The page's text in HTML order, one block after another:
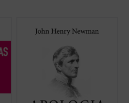
literatura autobiográfica universal, supuso
rechazo que había causado en Inglaterra
su conversión al catolicismo. La presente ...